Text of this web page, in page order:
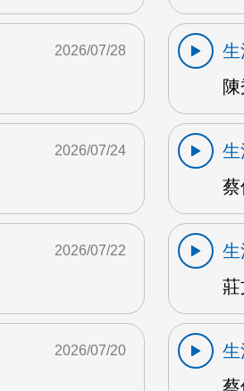
2026/07/28
生
2026/07/24
生
蔡
2026/07/22
生
莊
2026/07/20
生
蔡